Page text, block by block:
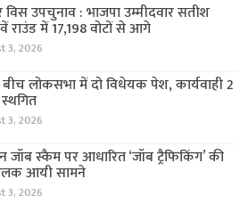
उपचुनाव : भाजपा उम्मीदवार सतीश
राउंड में 17,198 वोटों से आगे
3, 2026
लोकसभा में दो विधेयक पेश, कार्यवाही 2
3, 2026
स्कैम पर आधारित ‘जॉब ट्रैफिकिंग’ की
आयी सामने
3, 2026